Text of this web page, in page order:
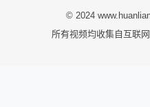
© 2024
所有视频均收集自互联